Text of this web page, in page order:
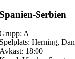
Spanien-Serbien
Grupp: A
Spelplats: Herning,
Avkast: 18:00